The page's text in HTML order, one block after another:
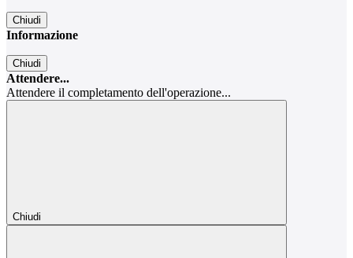
Chiudi
Informazione
Chiudi
Attendere...
Attendere il completamento dell'operazione...
Chiudi